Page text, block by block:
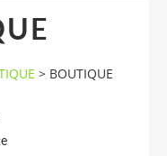
> BOUTIQUE